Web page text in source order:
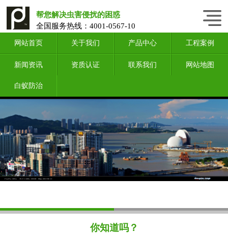
帮您解决虫害侵扰的困惑
全国服务热线：4001-0567-10
网站首页 关于我们 产品中心 工程案例
新闻资讯 资质认证 联系我们 网站地图
白蚁防治
你知道吗？